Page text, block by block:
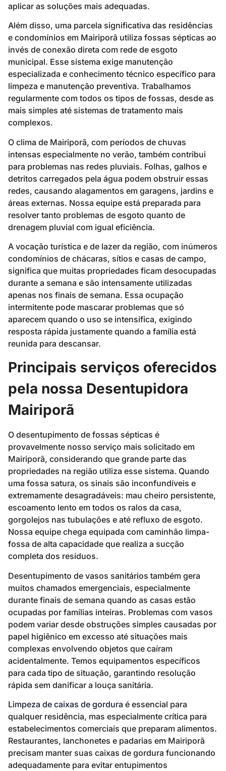
aplicar as soluções mais adequadas.
Além disso, uma parcela significativa das residências
e condomínios em Mairiporã utiliza fossas sépticas ao
invés de conexão direta com rede de esgoto
municipal. Esse sistema exige manutenção
especializada e conhecimento técnico específico para
limpeza e manutenção preventiva. Trabalhamos
regularmente com todos os tipos de fossas, desde as
mais simples até sistemas de tratamento mais
complexos.
O clima de Mairiporã, com períodos de chuvas
intensas especialmente no verão, também contribui
para problemas nas redes pluviais. Folhas, galhos e
detritos carregados pela água podem obstruir essas
redes, causando alagamentos em garagens, jardins e
áreas externas. Nossa equipe está preparada para
resolver tanto problemas de esgoto quanto de
drenagem pluvial com igual eficiência.
A vocação turística e de lazer da região, com inúmeros
condomínios de chácaras, sítios e casas de campo,
significa que muitas propriedades ficam desocupadas
durante a semana e são intensamente utilizadas
apenas nos finais de semana. Essa ocupação
intermitente pode mascarar problemas que só
aparecem quando o uso se intensifica, exigindo
resposta rápida justamente quando a família está
reunida para descansar.
Principais serviços oferecidos
pela nossa Desentupidora
Mairiporã
O desentupimento de fossas sépticas é
provavelmente nosso serviço mais solicitado em
Mairiporã, considerando que grande parte das
propriedades na região utiliza esse sistema. Quando
uma fossa satura, os sinais são inconfundíveis e
extremamente desagradáveis: mau cheiro persistente,
escoamento lento em todos os ralos da casa,
gorgolejos nas tubulações e até refluxo de esgoto.
Nossa equipe chega equipada com caminhão limpa-
fossa de alta capacidade que realiza a sucção
completa dos resíduos.
Desentupimento de vasos sanitários também gera
muitos chamados emergenciais, especialmente
durante finais de semana quando as casas estão
ocupadas por famílias inteiras. Problemas com vasos
podem variar desde obstruções simples causadas por
papel higiênico em excesso até situações mais
complexas envolvendo objetos que caíram
acidentalmente. Temos equipamentos específicos
para cada tipo de situação, garantindo resolução
rápida sem danificar a louça sanitária.
Limpeza de caixas de gordura é essencial para
qualquer residência, mas especialmente crítica para
estabelecimentos comerciais que preparam alimentos.
Restaurantes, lanchonetes e padarias em Mairiporã
precisam manter suas caixas de gordura funcionando
adequadamente para evitar entupimentos